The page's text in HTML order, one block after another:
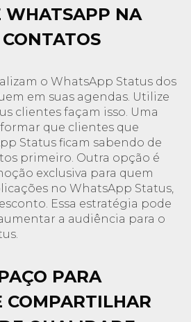
WHATSAPP NA
o WhatsApp Status dos
em suas agendas. Utilize
clientes façam isso. Uma
que clientes que
Status ficam sabendo de
primeiro. Outra opção é
exclusiva para quem
no WhatsApp Status,
Essa estratégia pode
a audiência para o
PARA
COMPARTILHAR